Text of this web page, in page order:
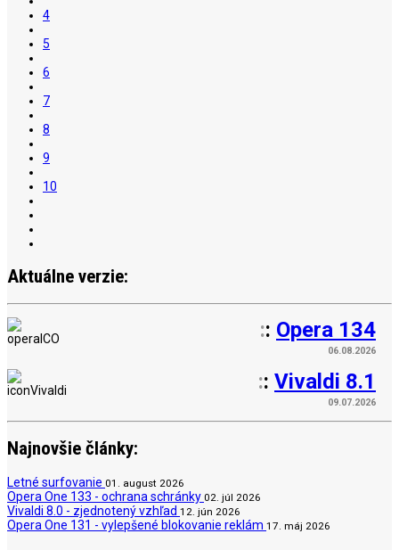
4
5
6
7
8
9
10
Aktuálne verzie:
:: Opera 134
06.08.2026
:: Vivaldi 8.1
09.07.2026
Najnovšie články:
Letné surfovanie 01. august 2026
Opera One 133 - ochrana schránky 02. júl 2026
Vivaldi 8.0 - zjednotený vzhľad 12. jún 2026
Opera One 131 - vylepšené blokovanie reklám 17. máj 2026